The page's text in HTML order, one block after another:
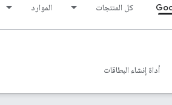
كل المنتجات الموارد
أداة إنشاء البطاقات